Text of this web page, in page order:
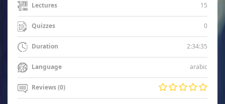
Lectures 15
Quizzes 0
Duration 2:34:35
Language arabic
Reviews (0)